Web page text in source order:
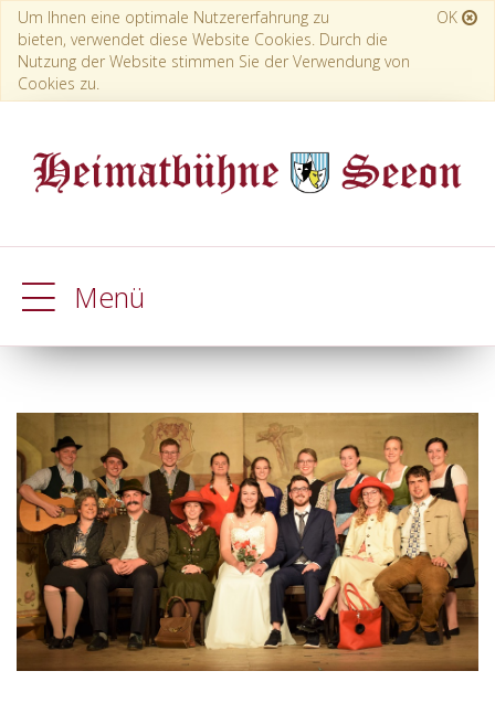
OK
Um Ihnen eine optimale Nutzererfahrung zu
bieten, verwendet diese Website Cookies. Durch die
Nutzung der Website stimmen Sie der Verwendung von
Cookies zu.
Menü